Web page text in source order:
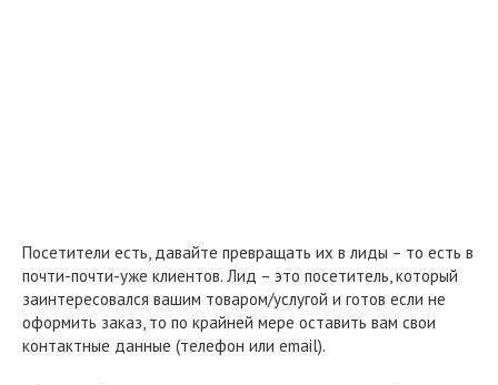
Посетители есть, давайте превращать их в лиды – то есть в
почти-почти-уже клиентов. Лид – это посетитель, который
заинтересовался вашим товаром/услугой и готов если не
оформить заказ, то по крайней мере оставить вам свои
контактные данные (телефон или email).